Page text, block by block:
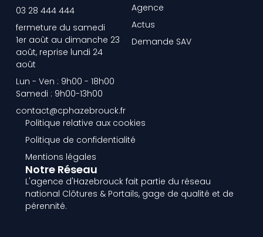
03 28 444 444
fermeture du samedi
1er août au dimanche 23
août, reprise lundi 24
août
Lun - Ven : 9h00 - 18h00
Samedi : 9h00-13h00
contact@cphazebrouck.fr
Agence
Actus
Demande SAV
Politique relative aux cookies
Politique de confidentialité
Mentions légales
Notre Réseau
L'agence d'Hazebrouck fait partie du réseau
national Clôtures & Portails, gage de qualité et de
pérennité.